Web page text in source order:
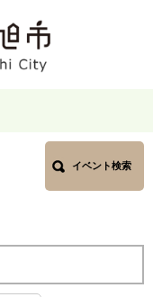
イベント検索